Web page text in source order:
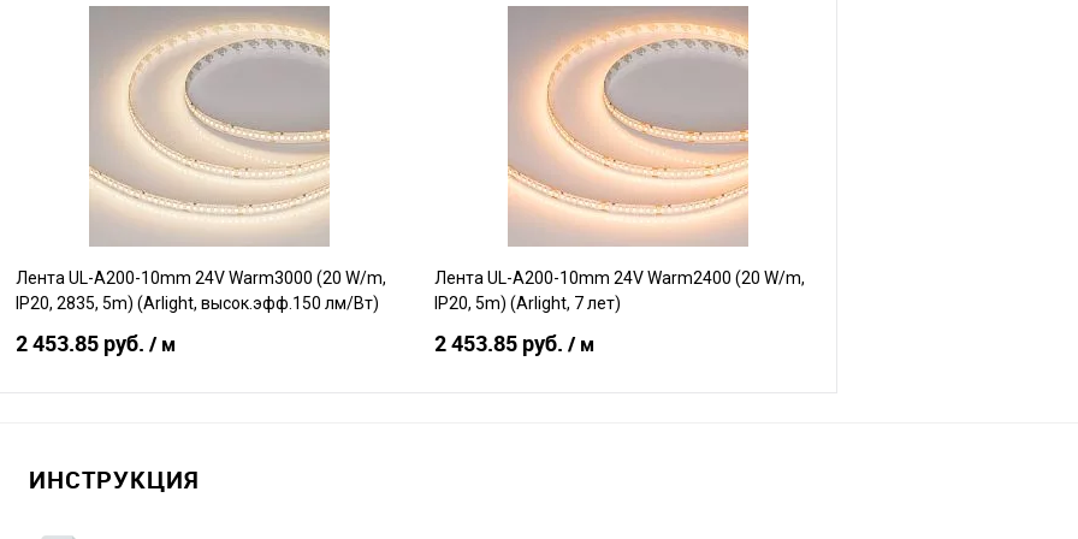
В корзину
В наличии
В корзину
В наличии
Лента UL-A200-10mm 24V Warm3000 (20 W/m,
IP20, 2835, 5m) (Arlight, высок.эфф.150 лм/Вт)
2 453.85 руб. / м
Лента UL-A200-10mm 24V Warm2400 (20 W/m,
IP20, 5m) (Arlight, 7 лет)
2 453.85 руб. / м
ИНСТРУКЦИЯ